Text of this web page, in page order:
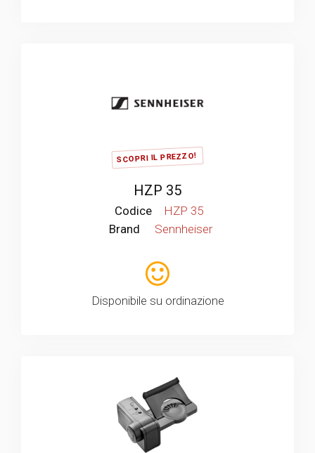
SCOPRI IL PREZZO!
HZP 35
Codice
HZP 35
Brand
Sennheiser
Disponibile su ordinazione